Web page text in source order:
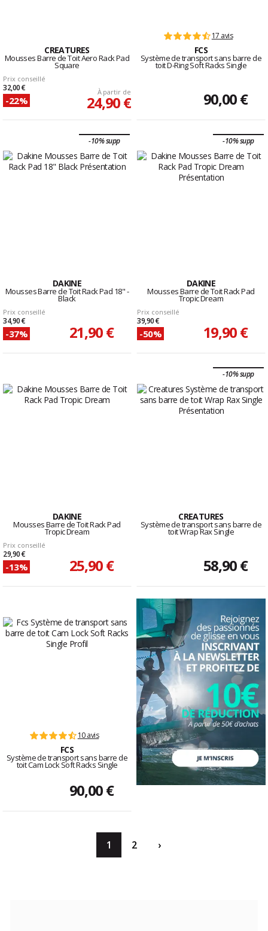
CREATURES
Mousses Barre de Toit Aero Rack Pad
Square
Prix conseillé
32,00 €
-22%
À partir de
24,90 €
17 avis
FCS
Système de transport sans barre de
toit D-Ring Soft Racks Single
90,00 €
-10% supp
DAKINE
Mousses Barre de Toit Rack Pad 18" -
Black
Prix conseillé
34,90 €
-37% 21,90 €
-10% supp
DAKINE
Mousses Barre de Toit Rack Pad
Tropic Dream
Prix conseillé
39,90 €
-50% 19,90 €
DAKINE
Mousses Barre de Toit Rack Pad
Tropic Dream
Prix conseillé
29,90 €
-13% 25,90 €
-10% supp
CREATURES
Système de transport sans barre de
toit Wrap Rax Single
58,90 €
10 avis
FCS
Système de transport sans barre de
toit Cam Lock Soft Racks Single
90,00 €
1 2 ›